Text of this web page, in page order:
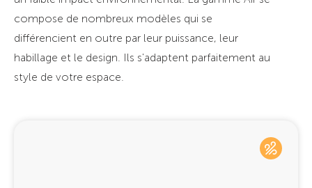
compose de nombreux modèles qui se
différencient en outre par leur puissance, leur
habillage et le design. Ils s'adaptent parfaitement au
style de votre espace.